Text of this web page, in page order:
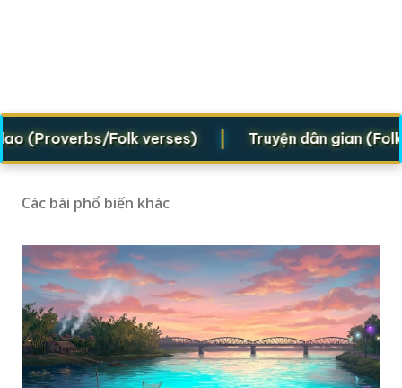
Folk verses) | Truyện dân gian
Các bài phổ biến khác